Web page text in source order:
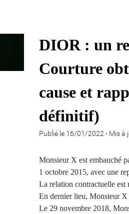
DIOR : un
Courture
cause et
définitif)
Publié le 16/01/2022 - Mis à
Monsieur X est embauché
1 octobre 2015, avec une
La relation contractuelle est
En dernier lieu, Monsieur X
Le 29 novembre 2018,